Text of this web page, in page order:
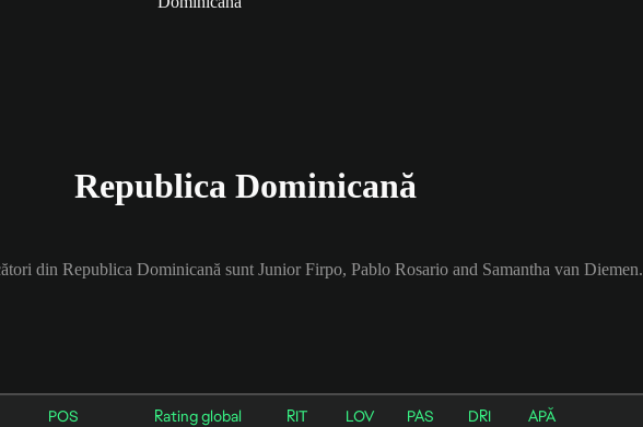
Republica Dominicană
din Republica Dominicană sunt Junior Firpo, Pablo Rosario and Samantha van Diemen.
POS Rating global RIT LOV PAS DRI APĂ